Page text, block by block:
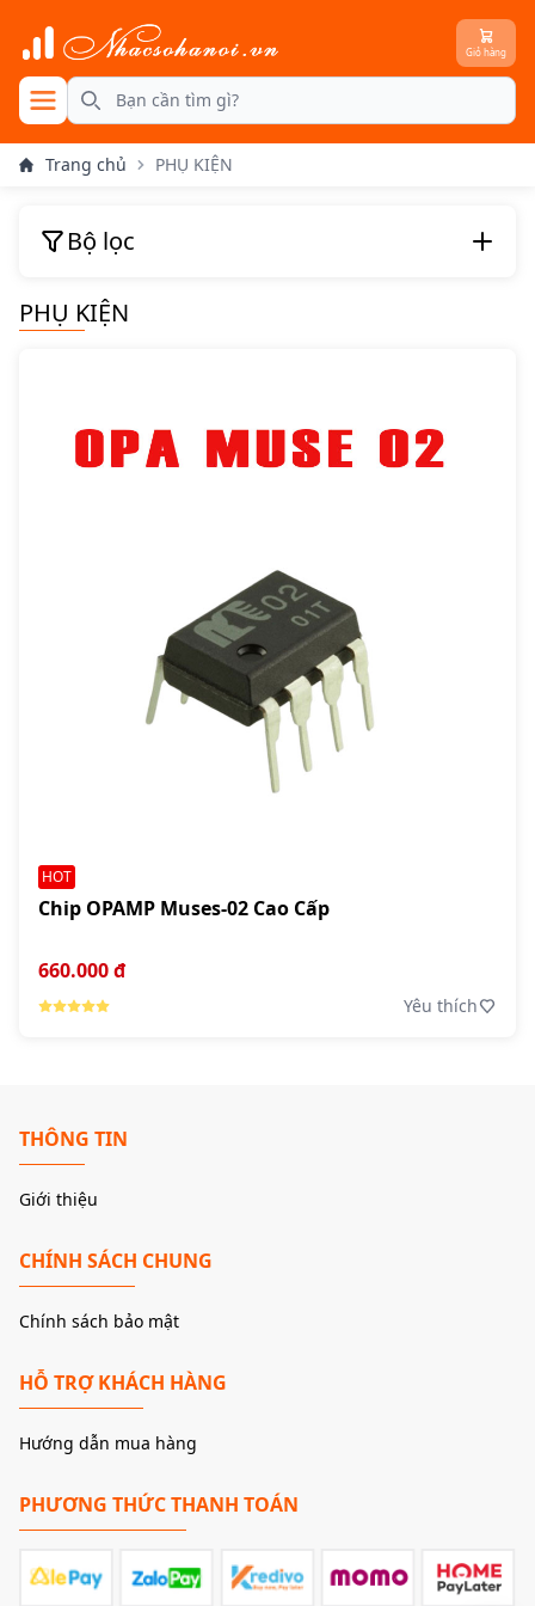
Search
Giỏ hàng
menu
Trang chủ PHỤ KIỆN
Bộ lọc
PHỤ KIỆN
HOT
Chip OPAMP Muses-02 Cao Cấp
660.000 đ
Yêu thích
THÔNG TIN
Giới thiệu
CHÍNH SÁCH CHUNG
Chính sách bảo mật
HỖ TRỢ KHÁCH HÀNG
Hướng dẫn mua hàng
PHƯƠNG THỨC THANH TOÁN